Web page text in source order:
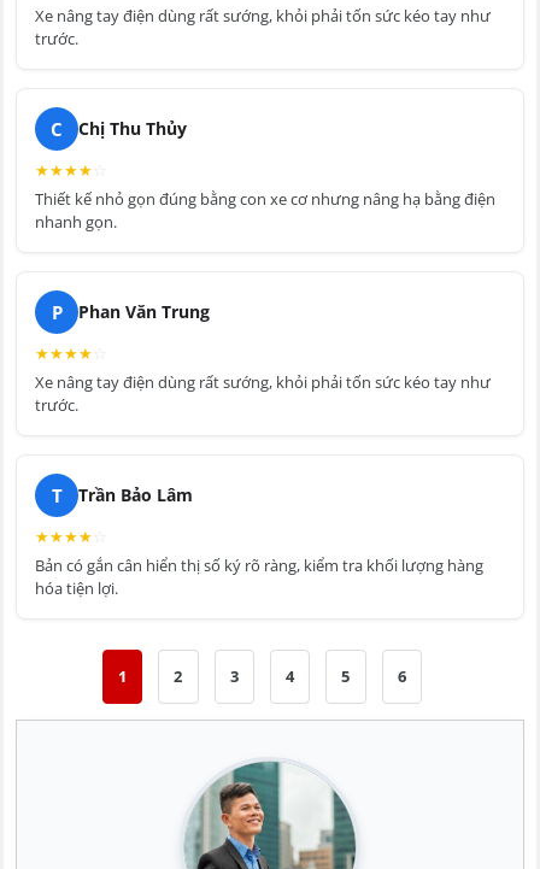
Xe nâng tay điện dùng rất sướng, khỏi phải tốn sức kéo tay như
trước.
C
Chị Thu Thủy
★★★★
Thiết kế nhỏ gọn đúng bằng con xe cơ nhưng nâng hạ bằng điện
nhanh gọn.
P
Phan Văn Trung
★★★★
Xe nâng tay điện dùng rất sướng, khỏi phải tốn sức kéo tay như
trước.
T
Trần Bảo Lâm
★★★★
Bản có gắn cân hiển thị số ký rõ ràng, kiểm tra khối lượng hàng
hóa tiện lợi.
1 2 3 4 5 6